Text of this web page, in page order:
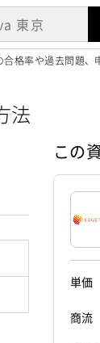
格率や過去問題、
法
この
単価
商流